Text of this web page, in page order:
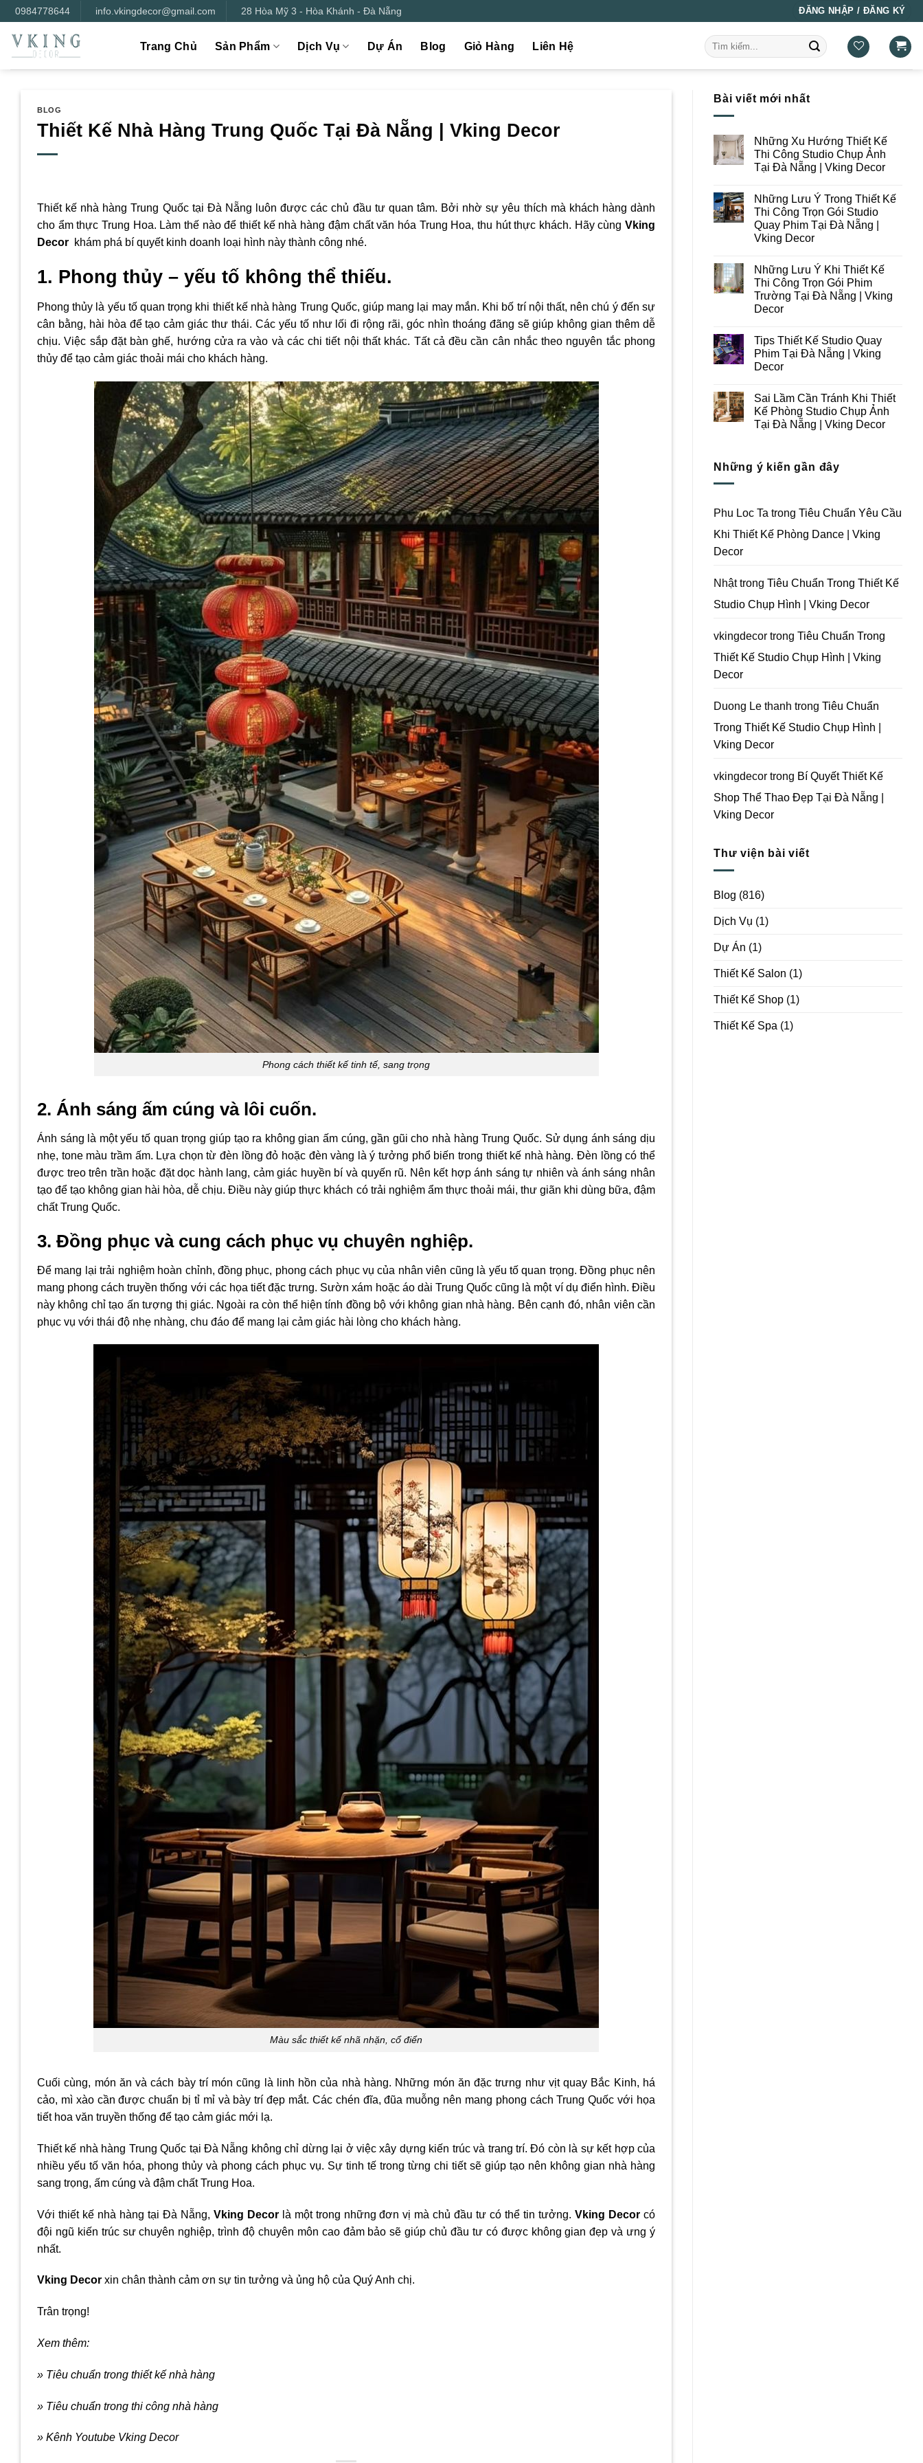
qua
nội
dung
0984778644 info.vkingdecor@gmail.com 28 Hòa Mỹ 3 - Hòa Khánh - Đà Nẵng ĐĂNG NHẬP / ĐĂNG KÝ
Trang Chủ Sản Phẩm Dịch Vụ Dự Án Blog Giỏ Hàng Liên Hệ
Tìm
kiếm:
BLOG
Thiết Kế Nhà Hàng Trung Quốc Tại Đà Nẵng | Vking Decor
Thiết kế nhà hàng Trung Quốc tại Đà Nẵng luôn được các chủ đầu tư quan tâm. Bởi nhờ sự yêu thích mà khách hàng dành
cho ẩm thực Trung Hoa. Làm thế nào để thiết kế nhà hàng đậm chất văn hóa Trung Hoa, thu hút thực khách. Hãy cùng Vking
Decor khám phá bí quyết kinh doanh loại hình này thành công nhé.
1. Phong thủy – yếu tố không thể thiếu.
Phong thủy là yếu tố quan trọng khi thiết kế nhà hàng Trung Quốc, giúp mang lại may mắn. Khi bố trí nội thất, nên chú ý đến sự
cân bằng, hài hòa để tạo cảm giác thư thái. Các yếu tố như lối đi rộng rãi, góc nhìn thoáng đãng sẽ giúp không gian thêm dễ
chịu. Việc sắp đặt bàn ghế, hướng cửa ra vào và các chi tiết nội thất khác. Tất cả đều cần cân nhắc theo nguyên tắc phong
thủy để tạo cảm giác thoải mái cho khách hàng.
Phong cách thiết kế tinh tế, sang trọng
2. Ánh sáng ấm cúng và lôi cuốn.
Ánh sáng là một yếu tố quan trọng giúp tạo ra không gian ấm cúng, gần gũi cho nhà hàng Trung Quốc. Sử dụng ánh sáng dịu
nhẹ, tone màu trầm ấm. Lựa chọn từ đèn lồng đỏ hoặc đèn vàng là ý tưởng phổ biến trong thiết kế nhà hàng. Đèn lồng có thể
được treo trên trần hoặc đặt dọc hành lang, cảm giác huyền bí và quyến rũ. Nên kết hợp ánh sáng tự nhiên và ánh sáng nhân
tạo để tạo không gian hài hòa, dễ chịu. Điều này giúp thực khách có trải nghiệm ẩm thực thoải mái, thư giãn khi dùng bữa, đậm
chất Trung Quốc.
3. Đồng phục và cung cách phục vụ chuyên nghiệp.
Để mang lại trải nghiệm hoàn chỉnh, đồng phục, phong cách phục vụ của nhân viên cũng là yếu tố quan trọng. Đồng phục nên
mang phong cách truyền thống với các họa tiết đặc trưng. Sườn xám hoặc áo dài Trung Quốc cũng là một ví dụ điển hình. Điều
này không chỉ tạo ấn tượng thị giác. Ngoài ra còn thể hiện tính đồng bộ với không gian nhà hàng. Bên cạnh đó, nhân viên cần
phục vụ với thái độ nhẹ nhàng, chu đáo để mang lại cảm giác hài lòng cho khách hàng.
Màu sắc thiết kế nhã nhặn, cổ điển
Cuối cùng, món ăn và cách bày trí món cũng là linh hồn của nhà hàng. Những món ăn đặc trưng như vịt quay Bắc Kinh, há
cảo, mì xào cần được chuẩn bị tỉ mỉ và bày trí đẹp mắt. Các chén đĩa, đũa muỗng nên mang phong cách Trung Quốc với họa
tiết hoa văn truyền thống để tạo cảm giác mới lạ.
Thiết kế nhà hàng Trung Quốc tại Đà Nẵng không chỉ dừng lại ở việc xây dựng kiến trúc và trang trí. Đó còn là sự kết hợp của
nhiều yếu tố văn hóa, phong thủy và phong cách phục vụ. Sự tinh tế trong từng chi tiết sẽ giúp tạo nên không gian nhà hàng
sang trọng, ấm cúng và đậm chất Trung Hoa.
Với thiết kế nhà hàng tại Đà Nẵng, Vking Decorlà một trong những đơn vị mà chủ đầu tư có thể tin tưởng.Vking Decor có
đội ngũ kiến trúc sư chuyên nghiệp, trình độ chuyên môn cao đảm bảo sẽ giúp chủ đầu tư có được không gian đẹp và ưng ý
nhất.
Vking Decor xin chân thành cảm ơn sự tin tưởng và ủng hộ của Quý Anh chị.
Trân trọng!
Xem thêm:
» Tiêu chuẩn trong thiết kế nhà hàng
» Tiêu chuẩn trong thi công nhà hàng
» Kênh Youtube Vking Decor
Bài viết mới nhất
Những Xu Hướng Thiết Kế
Thi Công Studio Chụp Ảnh
Tại Đà Nẵng | Vking Decor
bình
luận
ở
Những
Xu
Hướng
Thi
Công
Studio
Chụp
Ảnh
Tại
Vking
Decor
Những Lưu Ý Trong Thiết Kế
Thi Công Trọn Gói Studio
Quay Phim Tại Đà Nẵng |
Vking Decor
bình
luận
ở
Những
Lưu
Ý
Kế
Thi
Công
Trọn
Quay
Phim
Tại
Đà
Nẵng
Những Lưu Ý Khi Thiết Kế
Thi Công Trọn Gói Phim
Trường Tại Đà Nẵng | Vking
Decor
bình
luận
ở
Những
Khi
Thiết
Kế
Thi
Công
Trường
Tại
Vking
Decor
Tips Thiết Kế Studio Quay
Phim Tại Đà Nẵng | Vking
Decor
bình
luận
ở
Tips
Quay
Phim
Vking
Sai Lầm Cần Tránh Khi Thiết
Kế Phòng Studio Chụp Ảnh
Tại Đà Nẵng | Vking Decor
luận
ở
Tránh
Khi
Kế
Tại
Đà
Nẵng
|
Những ý kiến gần đây
Phu Loc Ta trong Tiêu Chuẩn Yêu Cầu
Khi Thiết Kế Phòng Dance | Vking
Decor
Nhậttrong Tiêu Chuẩn Trong Thiết Kế
Studio Chụp Hình | Vking Decor
vkingdecor trong Tiêu Chuẩn Trong
Thiết Kế Studio Chụp Hình | Vking
Decor
Duong Le thanh trong Tiêu Chuẩn
Trong Thiết Kế Studio Chụp Hình |
Vking Decor
vkingdecor trong Bí Quyết Thiết Kế
Shop Thể Thao Đẹp Tại Đà Nẵng |
Vking Decor
Thư viện bài viết
Blog (816)
Dịch Vụ (1)
Dự Án (1)
Thiết Kế Salon (1)
Thiết Kế Shop (1)
Thiết Kế Spa (1)